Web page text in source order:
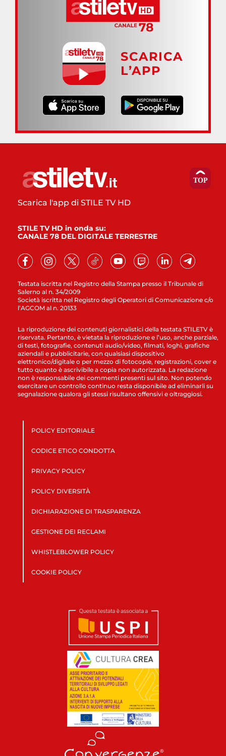
SCARICA
L’APP
Testata iscritta nel Registro della Stampa presso il Tribunale di
Salerno al n. 34/2009
Società iscritta nel Registro degli Operatori di Comunicazione c/o
l’AGCOM al n. 20133
Scarica l'app di STILE TV HD
STILE TV HD in onda su:
CANALE 78 DEL DIGITALE TERRESTRE
La riproduzione dei contenuti giornalistici della testata STILETV è
riservata. Pertanto, è vietata la riproduzione e l’uso, anche parziale,
di testi, fotografie, contenuti audio/video, filmati, loghi, grafiche
aziendali e pubblicitarie, con qualsiasi dispositivo
elettronico/digitale o per mezzo di fotocopie, registrazioni, cover e
tutto quanto è ascrivibile a copia non autorizzata. La redazione
non è responsabile dei commenti presenti sul sito. Non potendo
esercitare un controllo continuo resta disponibile ad eliminarli su
segnalazione qualora gli stessi risultano offensivi e oltraggiosi.
POLICY EDITORIALE
CODICE ETICO CONDOTTA
PRIVACY POLICY
POLICY DIVERSITÀ
DICHIARAZIONE DI TRASPARENZA
GESTIONE DEI RECLAMI
WHISTLEBLOWER POLICY
COOKIE POLICY